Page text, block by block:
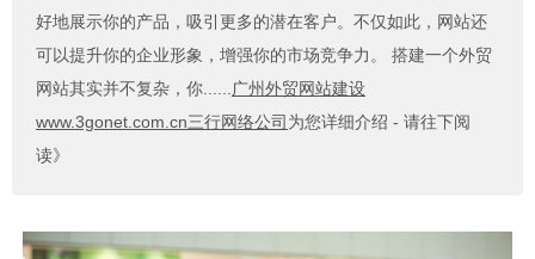
好地展示你的产品，吸引更多的潜在客户。不仅如此，网站还
可以提升你的企业形象，增强你的市场竞争力。 搭建一个外贸
网站其实并不复杂，你......广州外贸网站建设
www.3gonet.com.cn三行网络公司 为您详细介绍 - 请往下阅
读》